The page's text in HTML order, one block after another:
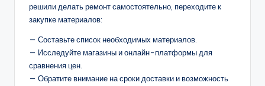
решили делать ремонт самостоятельно, переходите к
закупке материалов:
— Составьте список необходимых материалов.
— Исследуйте магазины и онлайн-платформы для
сравнения цен.
— Обратите внимание на сроки доставки и возможность